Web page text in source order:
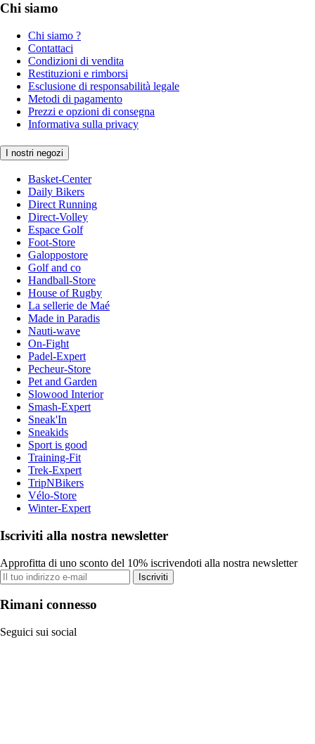
Chi siamo
Chi siamo ?
Contattaci
Condizioni di vendita
Restituzioni e rimborsi
Esclusione di responsabilità legale
Metodi di pagamento
Prezzi e opzioni di consegna
Informativa sulla privacy
I nostri negozi
Basket-Center
Daily Bikers
Direct Running
Direct-Volley
Espace Golf
Foot-Store
Galoppostore
Golf and co
Handball-Store
House of Rugby
La sellerie de Maé
Made in Paradis
Nauti-wave
On-Fight
Padel-Expert
Pecheur-Store
Pet and Garden
Slowood Interior
Smash-Expert
Sneak'In
Sneakids
Sport is good
Training-Fit
Trek-Expert
TripNBikers
Vélo-Store
Winter-Expert
Iscriviti alla nostra newsletter
Approfitta di uno sconto del 10% iscrivendoti alla nostra newsletter
Iscriviti
Rimani connesso
Seguici sui social